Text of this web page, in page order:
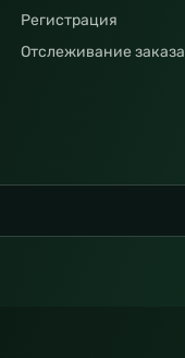
Регистрация
Отслеживание заказа